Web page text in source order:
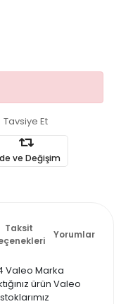
Tavsiye Et
ve Değişim
Taksit
Yorumlar
Valeo Marka
ürün Valeo